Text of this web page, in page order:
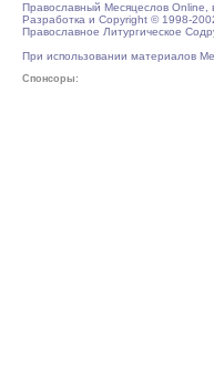
Православный Месяцеслов Online,
Разработка и Copyright © 1998-
Православное Литургическое
При использовании материалов
Спонсоры: